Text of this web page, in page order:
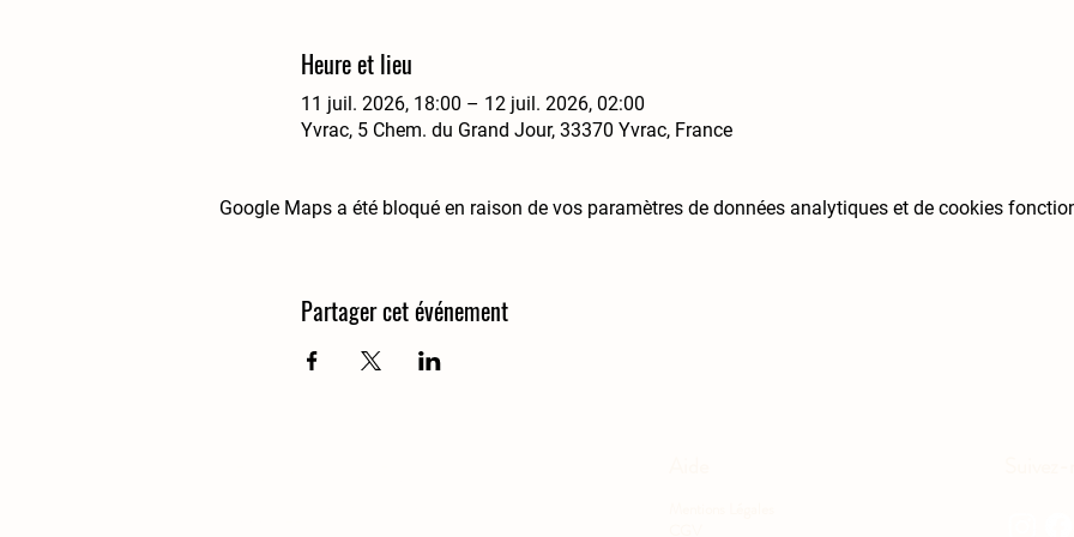
Heure et lieu
11 juil. 2026, 18:00 – 12 juil. 2026, 02:00
Yvrac, 5 Chem. du Grand Jour, 33370 Yvrac, France
Google Maps a été bloqué en raison de vos paramètres de données analytiques et de cookies
Partager cet événement